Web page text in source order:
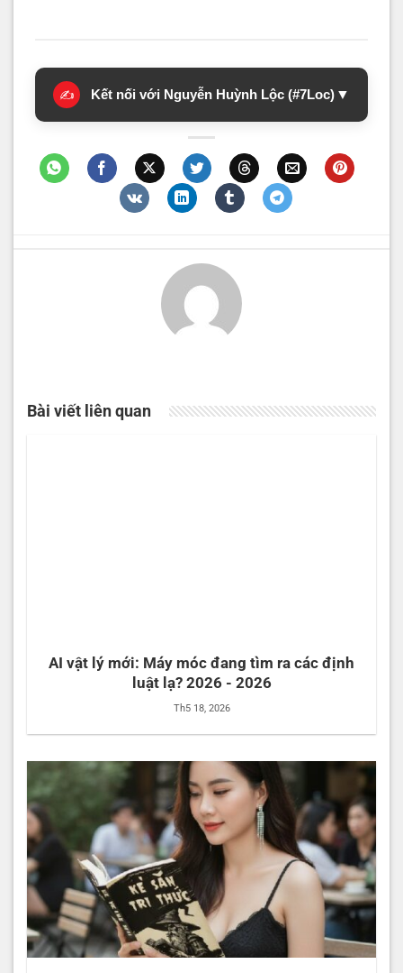
✍️ Kết nối với Nguyễn Huỳnh Lộc (#7Loc) ▼
Bài viết liên quan
AI vật lý mới: Máy móc đang tìm ra các định
luật lạ? 2026 - 2026
Th5 18, 2026